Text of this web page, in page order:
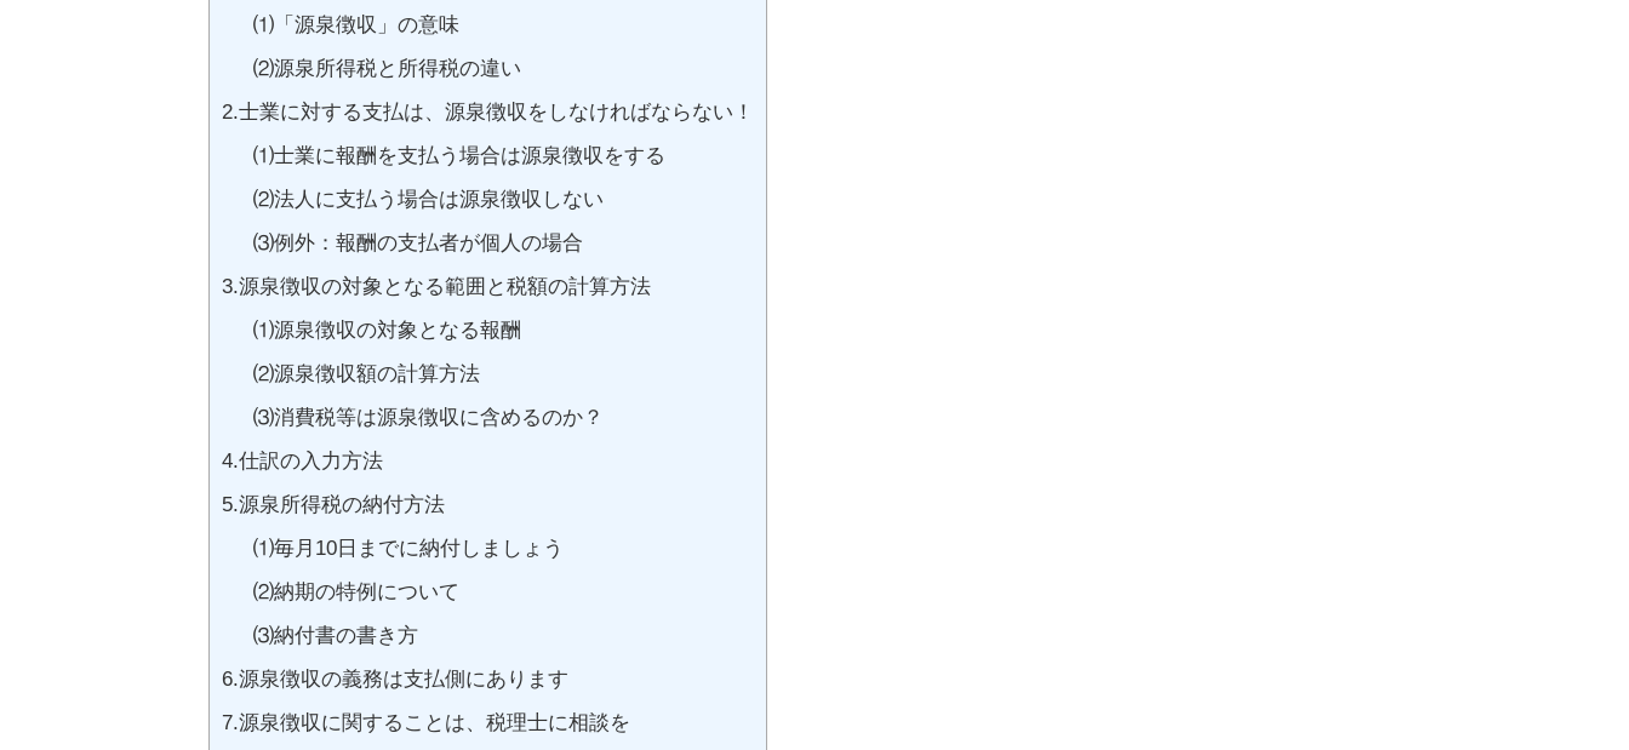
⑴「源泉徴収」の意味
⑵源泉所得税と所得税の違い
2.士業に対する支払は、源泉徴収をしなければならない！
⑴士業に報酬を支払う場合は源泉徴収をする
⑵法人に支払う場合は源泉徴収しない
⑶例外：報酬の支払者が個人の場合
3.源泉徴収の対象となる範囲と税額の計算方法
⑴源泉徴収の対象となる報酬
⑵源泉徴収額の計算方法
⑶消費税等は源泉徴収に含めるのか？
4.仕訳の入力方法
5.源泉所得税の納付方法
⑴毎月10日までに納付しましょう
⑵納期の特例について
⑶納付書の書き方
6.源泉徴収の義務は支払側にあります
7.源泉徴収に関することは、税理士に相談を